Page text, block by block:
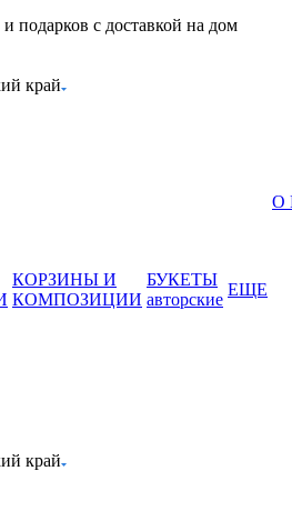
подарков с доставкой на дом
край
КОРЗИНЫ И
КОМПОЗИЦИИ
БУКЕТЫ
авторские
ЕЩЕ
О
край